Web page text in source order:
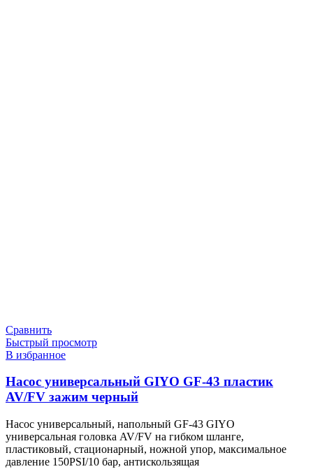
Сравнить
Быстрый просмотр
В избранное
Насос универсальный GIYO GF-43 пластик
AV/FV зажим черный
Насос универсальный, напольный GF-43 GIYO
универсальная головка AV/FV на гибком шланге,
пластиковый, стационарный, ножной упор, максимальное
давление 150PSI/10 бар, антискользящая